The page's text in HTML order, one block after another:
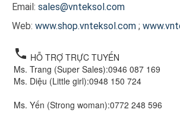
Email: sales@vnteksol.com
Web: www.shop.vnteksol.com ;
local_phone HỖ TRỢ TRỰC TUYẾN
Ms. Trang (Super Sales):0946 087 169
Ms. Diệu (Little girl):0948 150 724
Ms. Yến (Strong woman):0772 248 596